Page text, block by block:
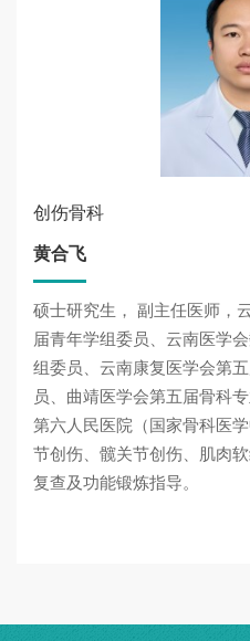
创伤骨科
黄合飞
硕士研究生， 副主任医师，
届青年学组委员、云南医学
组委员、云南康复医学会第
员、曲靖医学会第五届骨科
第六人民医院（国家骨科医
节创伤、髋关节创伤、肌肉
复查及功能锻炼指导。